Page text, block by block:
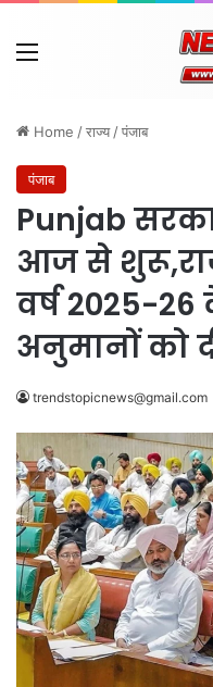
Menu
Home /राज्य /पंजाब
पंजाब
Punjab
आज से
वर्ष 2025-
अनुमानों को
trendstopicnews@gmail.com